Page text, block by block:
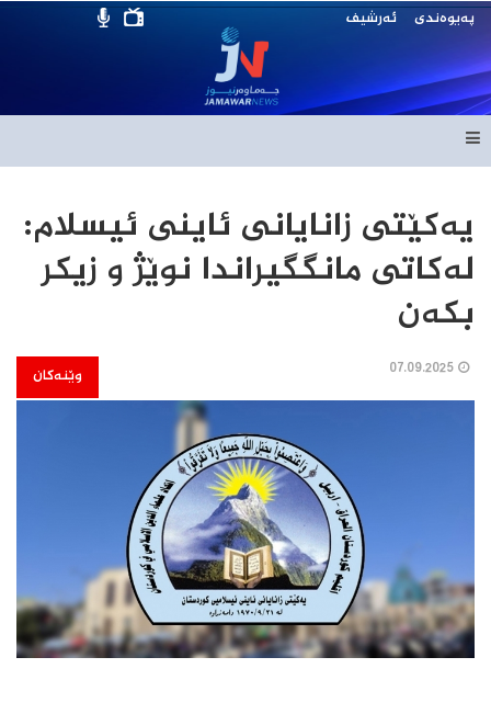
پەیوەندی ئەرشیف
یەكێتی زانایانی ئاینی ئیسلام:
لەكاتی مانگگیراندا نوێژ و زیكر
بكەن
وێنەکان